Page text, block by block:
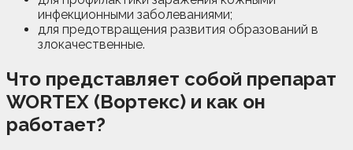
инфекционными заболеваниями;
для предотвращения развития образований в
злокачественные.
Что представляет собой препарат
WORTEX (Вортекс) и как он
работает?